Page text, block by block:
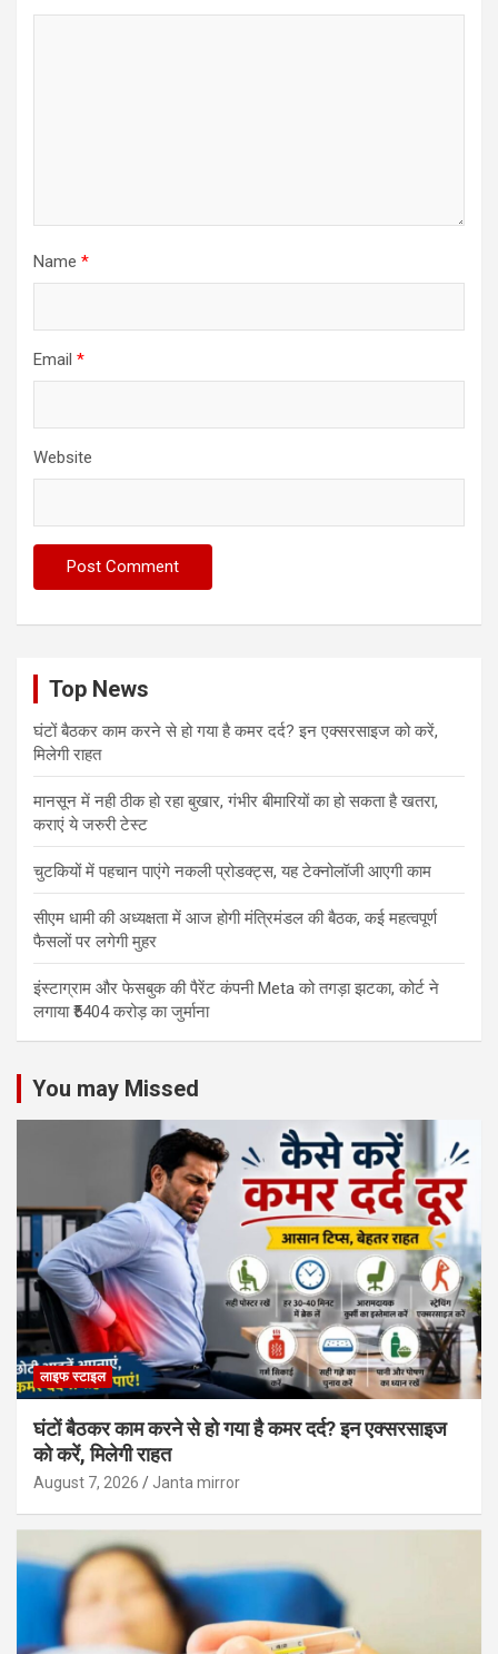
Name *
Email *
Website
Top News
घंटों बैठकर काम करने से हो गया है कमर दर्द? इन एक्सरसाइज को करें,
मिलेगी राहत
मानसून में नही ठीक हो रहा बुखार, गंभीर बीमारियों का हो सकता है खतरा,
कराएं ये जरुरी टेस्ट
चुटकियों में पहचान पाएंगे नकली प्रोडक्ट्स, यह टेक्नोलॉजी आएगी काम
सीएम धामी की अध्यक्षता में आज होगी मंत्रिमंडल की बैठक, कई महत्वपूर्ण
फैसलों पर लगेगी मुहर
इंस्टाग्राम और फेसबुक की पैरेंट कंपनी Meta को तगड़ा झटका, कोर्ट ने
लगाया ₹5404 करोड़ का जुर्माना
You may Missed
लाइफ स्टाइल
घंटों बैठकर काम करने से हो गया है कमर दर्द? इन एक्सरसाइज
को करें, मिलेगी राहत
August 7, 2026 Janta mirror